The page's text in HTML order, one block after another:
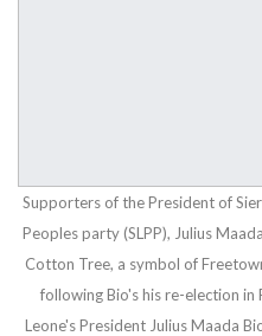
Supporters of the President of
Peoples party (SLPP), Julius
Cotton Tree, a symbol of
following Bio's his re-election in
Leone's President Julius Maada